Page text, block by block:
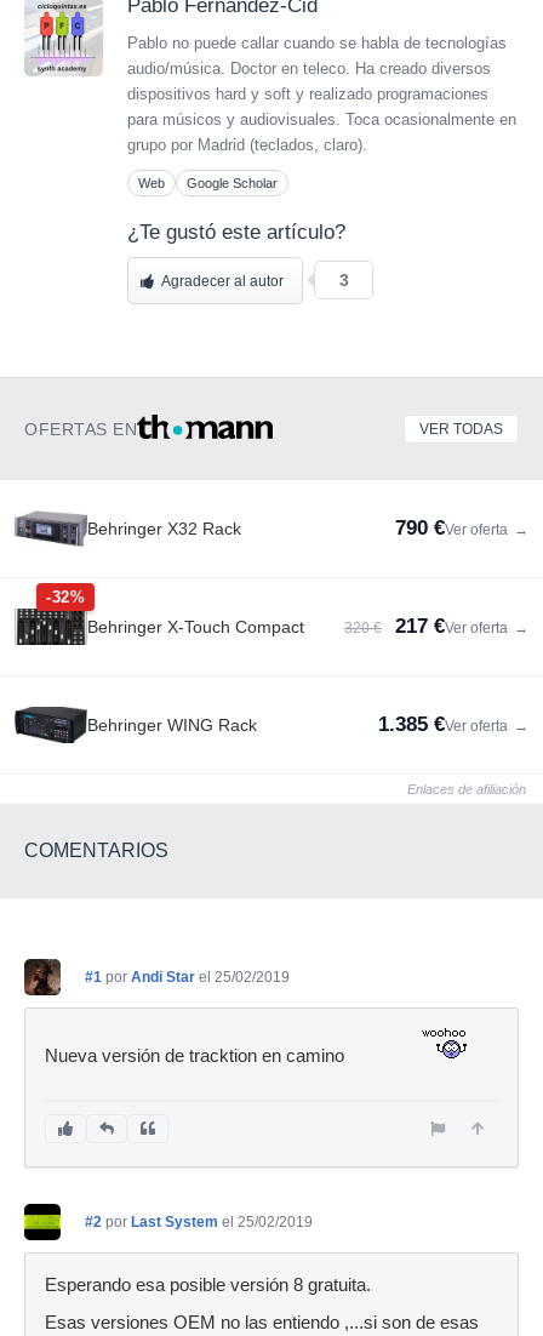
Pablo Fernández-Cid
Pablo no puede callar cuando se habla de tecnologías
audio/música. Doctor en teleco. Ha creado diversos
dispositivos hard y soft y realizado programaciones
para músicos y audiovisuales. Toca ocasionalmente en
grupo por Madrid (teclados, claro).
Web Google Scholar
¿Te gustó este artículo?
Agradecer al autor 3
OFERTAS EN VER TODAS
Behringer X32 Rack 790 €Ver oferta →
-32%
Behringer X-Touch Compact 320 € 217 €Ver oferta →
Behringer WING Rack 1.385 €Ver oferta →
Enlaces de afiliación
COMENTARIOS
#1 por Andi Star el 25/02/2019
Nueva versión de tracktion en camino
#2 por Last System el 25/02/2019
Esperando esa posible versión 8 gratuita.
Esas versiones OEM no las entiendo ,...si son de esas